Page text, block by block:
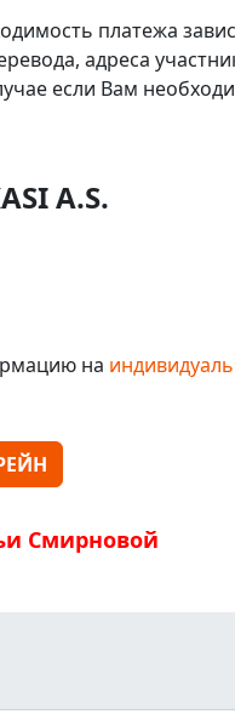
платежа
адреса
если Вам
A.S.
на
Смирновой